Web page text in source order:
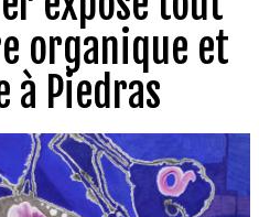
organique et
à Piedras